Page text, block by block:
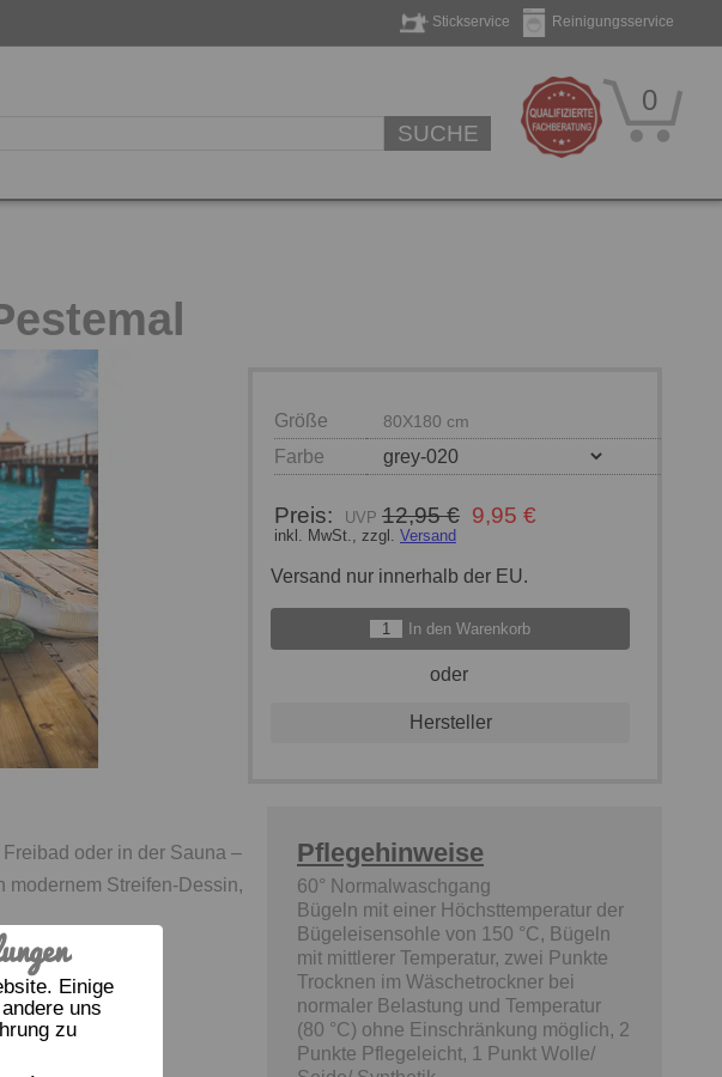
Einige
uns
zu
Reinigungsservice
Stickservice
SUCHE
0
Größe 80X180 cm
Farbe
Preis: 12,95 € 9,95 €
inkl. MwSt., zzgl. Versand
Versand nur innerhalb der EU.
In den Warenkorb
oder
Hersteller
oder in der Sauna –
modernem Streifen-Dessin,
Pflegehinweise
60° Normalwaschgang
Bügeln mit einer Höchsttemperatur der
Bügeleisensohle von 150 °C, Bügeln
mit mittlerer Temperatur, zwei Punkte
Trocknen im Wäschetrockner bei
normaler Belastung und Temperatur
(80 °C) ohne Einschränkung möglich, 2
Punkte Pflegeleicht, 1 Punkt Wolle/